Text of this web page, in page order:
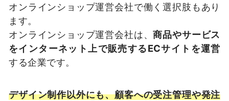
オンラインショップ運営会社で働く選択肢もあり
ます。
オンラインショップ運営会社は、商品やサービス
をインターネット上で販売するECサイトを運営
する企業です。
デザイン制作以外にも、顧客への受注管理や発注